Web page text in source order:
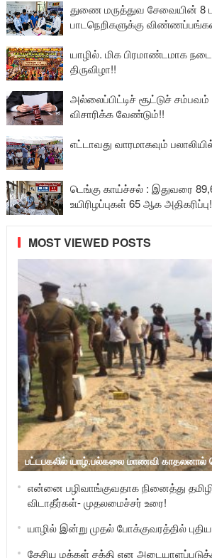
துணை மருத்துவ சேவையின் 8
பாடநெறிகளுக்கு
யாழில். மிக பிரமாண்டமாக
திருவிழா!!
அல்லைப்பிட்டிச் சூட்டுச் சம்பவம்
விசாரிக்க வேண்டும்!!
எட்டாவது வாரமாகவும்
டெங்கு காய்ச்சல் : இதுவரை
உயிரிழப்புகள் 65 ஆக அதிகரிப்பு!
MOST VIEWED POSTS
பட்டபகலில் யாழ்.பல்கலை மாணவி
என்னை பழிவாங்குவதாக நினைத்து
விடாதீர்கள்- முதலமைச்சர் உரை!
யாழில் இன்று முதல் போக்குவரத்தில்
தேசிய மக்கள் சக்தி என